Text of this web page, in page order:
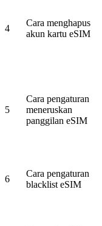
4
Cara menghapus
akun kartu eSIM
5
Cara pengaturan
meneruskan
panggilan eSIM
6
Cara pengaturan
blacklist eSIM